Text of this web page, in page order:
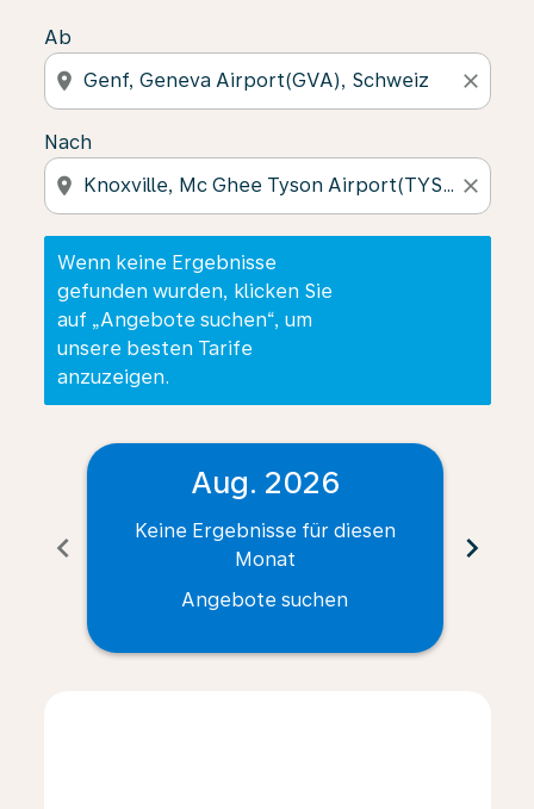
Ab
location_on close
Nach
location_on close
Wenn keine Ergebnisse
gefunden wurden, klicken Sie
auf „Angebote suchen“, um
unsere besten Tarife
anzuzeigen.
chevron_left
Aug. 2026
Keine Ergebnisse für diesen
Monat
Angebote suchen
chevron_right